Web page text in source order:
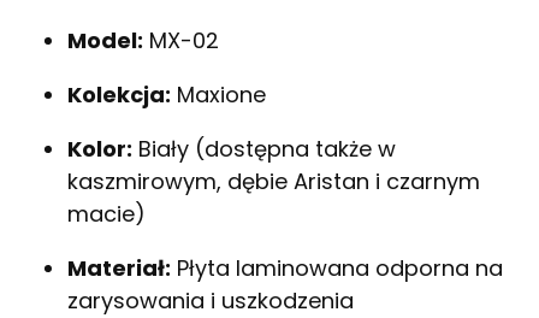
Model: MX-02
Kolekcja: Maxione
Kolor: Biały (dostępna także w
kaszmirowym, dębie Aristan i czarnym
macie)
Materiał: Płyta laminowana odporna na
zarysowania i uszkodzenia